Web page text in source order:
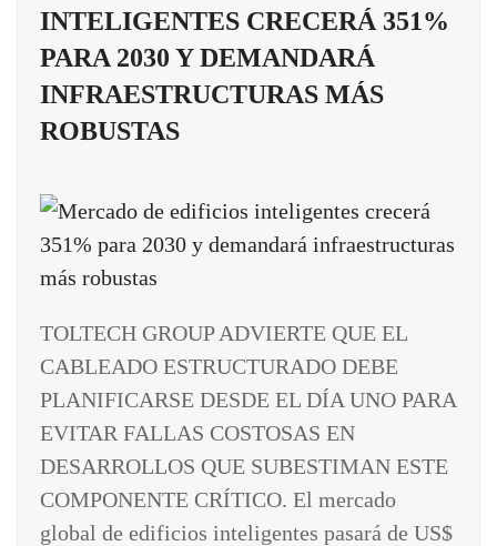
INTELIGENTES CRECERÁ 351%
PARA 2030 Y DEMANDARÁ
INFRAESTRUCTURAS MÁS
ROBUSTAS
TOLTECH GROUP ADVIERTE QUE EL
CABLEADO ESTRUCTURADO DEBE
PLANIFICARSE DESDE EL DÍA UNO PARA
EVITAR FALLAS COSTOSAS EN
DESARROLLOS QUE SUBESTIMAN ESTE
COMPONENTE CRÍTICO. El mercado
global de edificios inteligentes pasará de US$